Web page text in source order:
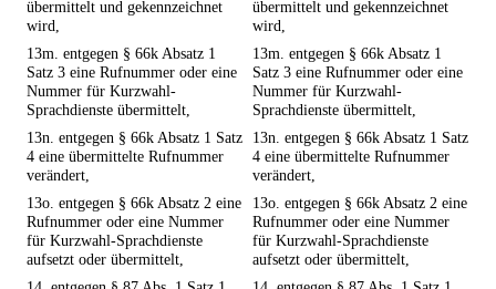
übermittelt und gekennzeichnet
wird,
übermittelt und gekennzeichnet
wird,
13m. entgegen § 66k Absatz 1
Satz 3 eine Rufnummer oder eine
Nummer für Kurzwahl-
Sprachdienste übermittelt,
13m. entgegen § 66k Absatz 1
Satz 3 eine Rufnummer oder eine
Nummer für Kurzwahl-
Sprachdienste übermittelt,
13n. entgegen § 66k Absatz 1 Satz
4 eine übermittelte Rufnummer
verändert,
13n. entgegen § 66k Absatz 1 Satz
4 eine übermittelte Rufnummer
verändert,
13o. entgegen § 66k Absatz 2 eine
Rufnummer oder eine Nummer
für Kurzwahl-Sprachdienste
aufsetzt oder übermittelt,
13o. entgegen § 66k Absatz 2 eine
Rufnummer oder eine Nummer
für Kurzwahl-Sprachdienste
aufsetzt oder übermittelt,